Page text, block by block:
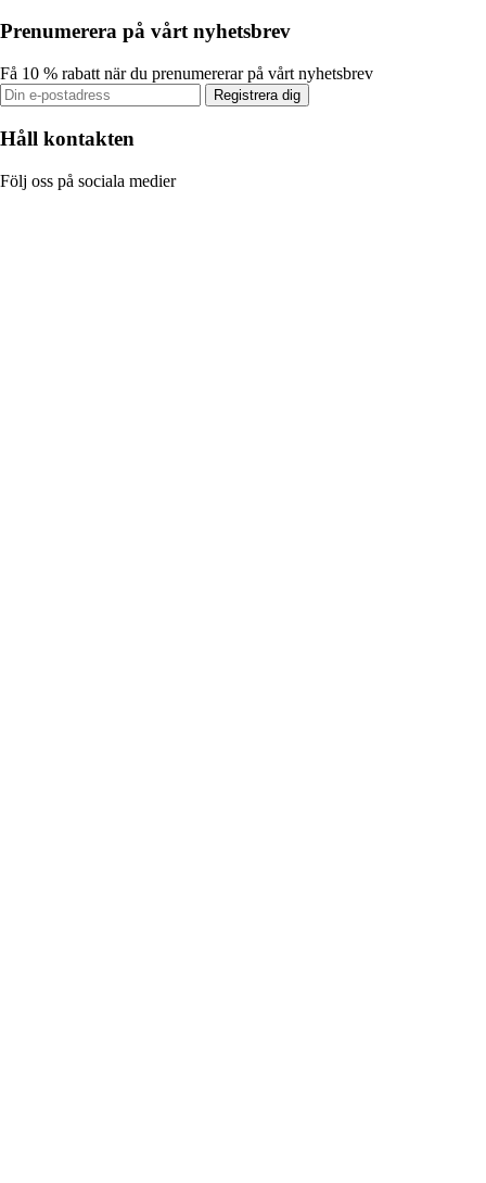
Prenumerera på vårt nyhetsbrev
Få 10 % rabatt när du prenumererar på vårt nyhetsbrev
Registrera dig
Håll kontakten
Följ oss på sociala medier